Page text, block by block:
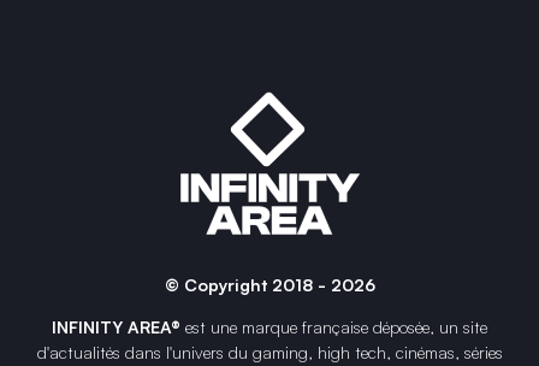
© Copyright 2018 - 2026
INFINITY AREA® est une marque française déposée, un site
d'actualités dans l'univers du gaming, high tech, cinémas, séries